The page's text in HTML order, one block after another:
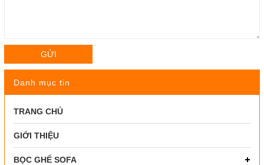
GỬI
Danh mục tin
TRANG CHỦ
GIỚI THIỆU
BỌC GHẾ SOFA